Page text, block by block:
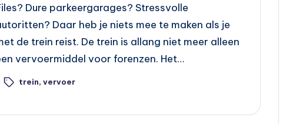
Dure parkeergarages? Stressvolle
Daar heb je niets mee te maken als je
de trein reist. De trein is allang niet meer alleen
vervoermiddel voor forenzen. Het…
trein, vervoer